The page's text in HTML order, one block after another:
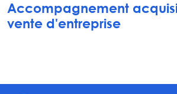
Accompagnement
vente d'entreprise